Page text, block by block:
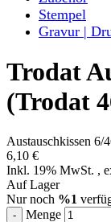
Stempel
Gravur |
Trodat
(Trodat
Austauschkissen 6/
6,10 €
Inkl. 19% MwSt. ,
Auf Lager
Nur noch %1
- Menge